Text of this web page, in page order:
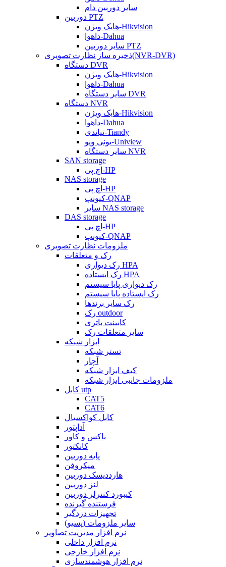
سایر دوربین دام
دوربین PTZ
هایک ویژن-Hikvision
داهوا-Dahua
سایر دوربین PTZ
ذخیره ساز نظارت تصویری(NVR-DVR)
دستگاه DVR
هایک ویژن-Hikvision
داهوا-Dahua
سایر دستگاه DVR
دستگاه NVR
هایک ویژن-Hikvision
داهوا-Dahua
تیاندی-Tiandy
یونی ویو-Uniview
سایر دستگاه NVR
SAN storage
اچ پی-HP
NAS storage
اچ پی-HP
کیونپ-QNAP
سایر NAS storage
DAS storage
اچ پی-HP
کیونپ-QNAP
ملزومات نظارت تصویری
رک و متعلقات
رک دیواری HPA
رک ایستاده HPA
رک دیواری پایا سیستم
رک ایستاده پایا سیستم
رک سایر برندها
رک outdoor
کابینت باتری
سایر متعلقات رک
ابزار شبکه
تستر شبکه
آچار
کیف ابزار شبکه
ملزومات جانبی ابزار شبکه
کابل utp
CAT5
CAT6
کابل کواکسیال
آداپتور
باکس و کاور
کانکتور
پایه دوربین
میکروفن
هارددیسک دوربین
لنز دوربین
کیبورد کنترلر دوربین
فرستنده گیرنده
تجهیزات دزدگیر
سایر ملزومات (پسیو)
نرم افزار مدیریت تصاویر
نرم افزار داخلی
نرم افزار خارجی
نرم افزار هوشمندسازی